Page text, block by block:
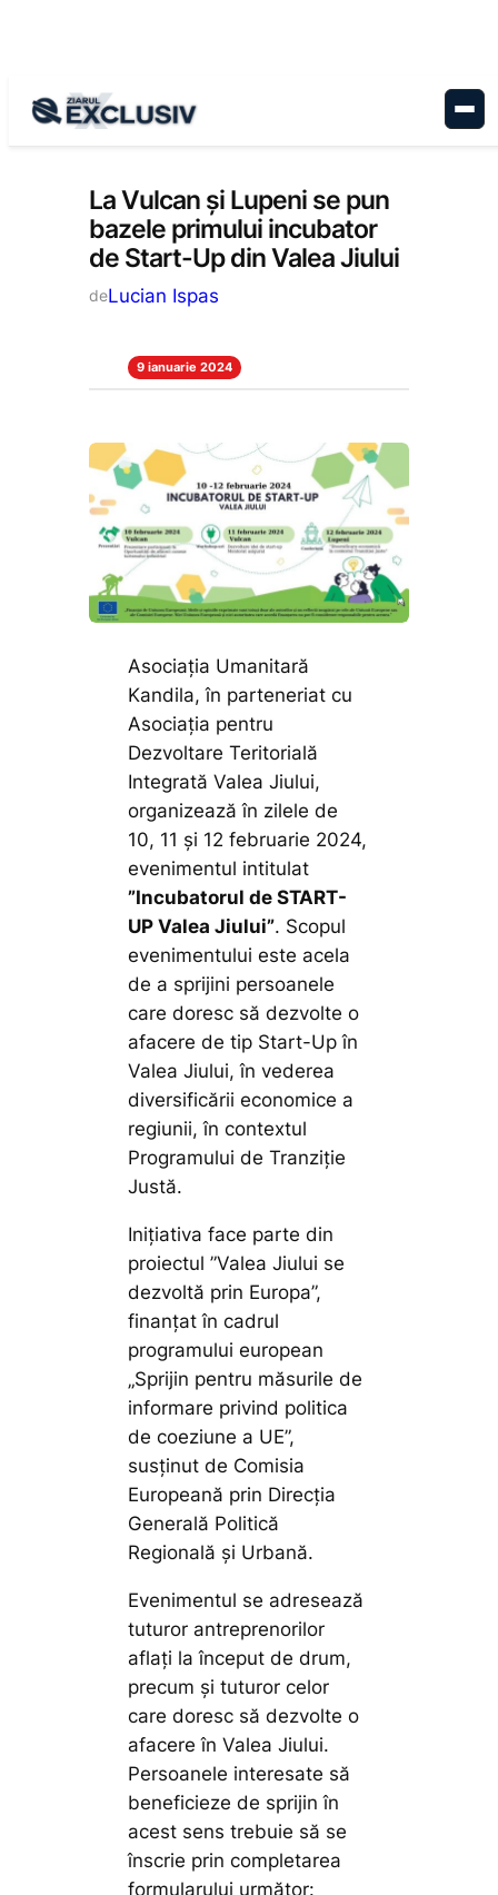
Economie, Stiri la zi
La Vulcan și Lupeni se pun
bazele primului incubator
de Start-Up din Valea Jiului
deLucian Ispas
9 ianuarie 2024
Asociația Umanitară
Kandila, în parteneriat cu
Asociația pentru
Dezvoltare Teritorială
Integrată Valea Jiului,
organizează în zilele de
10, 11 și 12 februarie 2024,
evenimentul intitulat
”Incubatorul de START-
UP Valea Jiului”. Scopul
evenimentului este acela
de a sprijini persoanele
care doresc să dezvolte o
afacere de tip Start-Up în
Valea Jiului, în vederea
diversificării economice a
regiunii, în contextul
Programului de Tranziție
Justă.
Inițiativa face parte din
proiectul ”Valea Jiului se
dezvoltă prin Europa”,
finanțat în cadrul
programului european
„Sprijin pentru măsurile de
informare privind politica
de coeziune a UE”,
susținut de Comisia
Europeană prin Direcția
Generală Politică
Regională și Urbană.
Evenimentul se adresează
tuturor antreprenorilor
aflați la început de drum,
precum și tuturor celor
care doresc să dezvolte o
afacere în Valea Jiului.
Persoanele interesate să
beneficieze de sprijin în
acest sens trebuie să se
înscrie prin completarea
formularului următor: